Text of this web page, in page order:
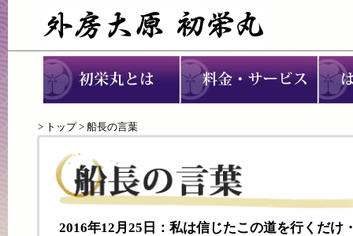
> トップ> 船長の言葉
2016年12月25日：私は信じたこの道を行くだけ